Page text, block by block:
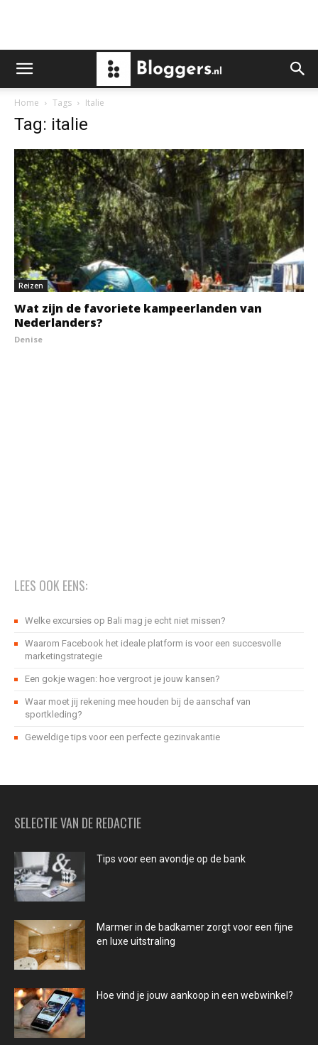
Home Tags Italie
Tag: italie
Reizen
Wat zijn de favoriete kampeerlanden van
Nederlanders?
Denise
LEES OOK EENS:
Welke excursies op Bali mag je echt niet missen?
Waarom Facebook het ideale platform is voor een succesvolle
marketingstrategie
Een gokje wagen: hoe vergroot je jouw kansen?
Waar moet jij rekening mee houden bij de aanschaf van
sportkleding?
Geweldige tips voor een perfecte gezinvakantie
SELECTIE VAN DE REDACTIE
Tips voor een avondje op de bank
Marmer in de badkamer zorgt voor een fijne
en luxe uitstraling
Hoe vind je jouw aankoop in een webwinkel?